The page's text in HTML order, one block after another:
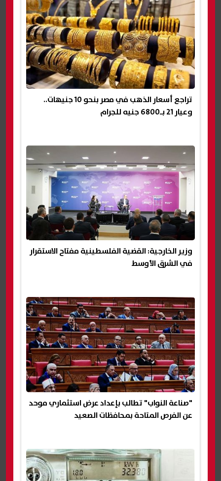
تراجع أسعار الذهب في مصر بنحو 10 جنيهات..
وعيار 21 بـ6800 جنيه للجرام
وزير الخارجية: القضية الفلسطينية مفتاح الاستقرار
في الشرق الأوسط
"صناعة النواب" تطالب بإعداد عرض استثماري موحد
عن الفرص المتاحة بمحافظات الصعيد